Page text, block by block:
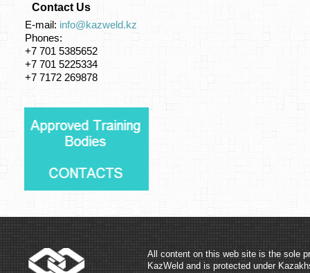
Contact Us
E-mail: info@kazweld.kz
Phones:
+7 701 5385652
+7 701 5225334
+7 7172 269878
All content on this web site is the sole
KazWeld and is protected under